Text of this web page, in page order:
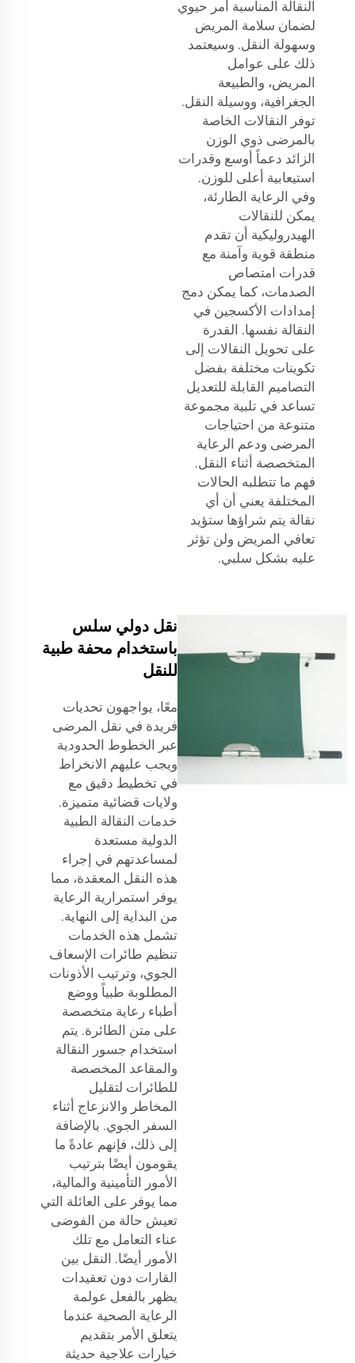
النقالة المناسبة أمر حيوي
لضمان سلامة المريض
وسهولة النقل. وسيعتمد
ذلك على عوامل
المريض، والطبيعة
الجغرافية، ووسيلة النقل.
توفر النقالات الخاصة
بالمرضى ذوي الوزن
الزائد دعماً أوسع وقدرات
استيعابية أعلى للوزن.
وفي الرعاية الطارئة،
يمكن للنقالات
الهيدروليكية أن تقدم
منطقة قوية وآمنة مع
قدرات امتصاص
الصدمات، كما يمكن دمج
إمدادات الأكسجين في
النقالة نفسها. القدرة
على تحويل النقالات إلى
تكوينات مختلفة بفضل
التصاميم القابلة للتعديل
تساعد في تلبية مجموعة
متنوعة من احتياجات
المرضى ودعم الرعاية
المتخصصة أثناء النقل.
فهم ما تتطلبه الحالات
المختلفة يعني أن أي
نقالة يتم شراؤها ستؤيد
تعافي المريض ولن تؤثر
عليه بشكل سلبي.
نقل دولي سلس
باستخدام محفة طبية
للنقل
معًا، يواجهون تحديات
فريدة في نقل المرضى
عبر الخطوط الحدودية
ويجب عليهم الانخراط
في تخطيط دقيق مع
ولايات قضائية متميزة.
خدمات النقالة الطبية
الدولية مستعدة
لمساعدتهم في إجراء
هذه النقل المعقدة، مما
يوفر استمرارية الرعاية
من البداية إلى النهاية.
تشمل هذه الخدمات
تنظيم طائرات الإسعاف
الجوي، وترتيب الأذونات
المطلوبة طبياً ووضع
أطباء رعاية متخصصة
على متن الطائرة. يتم
استخدام جسور النقالة
والمقاعد المخصصة
للطائرات لتقليل
المخاطر والانزعاج أثناء
السفر الجوي. بالإضافة
إلى ذلك، فإنهم عادةً ما
يقومون أيضًا بترتيب
الأمور التأمينية والمالية،
مما يوفر على العائلة التي
تعيش حالة من الفوضى
عناء التعامل مع تلك
الأمور أيضًا. النقل بين
القارات دون تعقيدات
يظهر بالفعل عولمة
الرعاية الصحية عندما
يتعلق الأمر بتقديم
خيارات علاجية حديثة